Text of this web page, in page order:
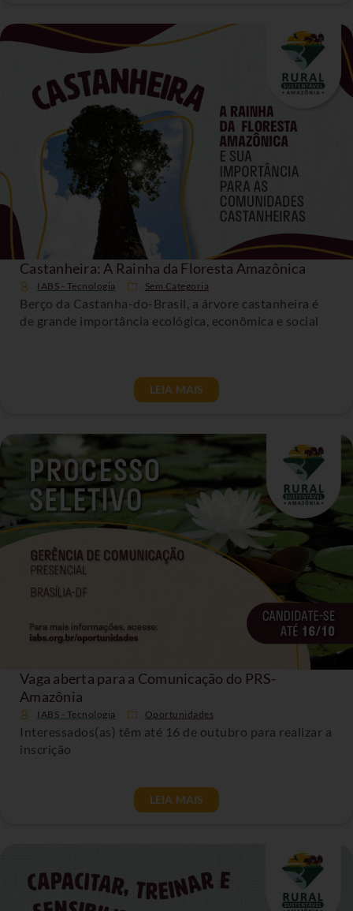
Castanheira: A Rainha da Floresta Amazônica
IABS - Tecnologia Sem Categoria
Berço da Castanha-do-Brasil, a árvore castanheira é
de grande importância ecológica, econômica e social
LEIA MAIS
Vaga aberta para a Comunicação do PRS-
Amazônia
IABS - Tecnologia Oportunidades
Interessados(as) têm até 16 de outubro para realizar a
inscrição
LEIA MAIS